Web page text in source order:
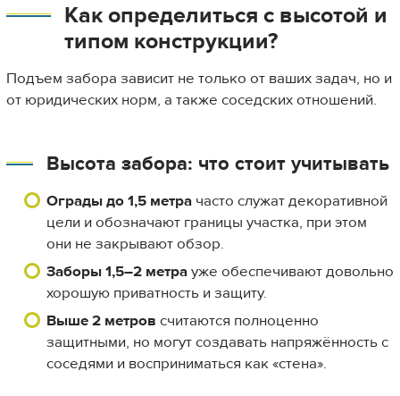
Как определиться с высотой и
типом конструкции?
Подъем забора зависит не только от ваших задач, но и
от юридических норм, а также соседских отношений.
Высота забора: что стоит учитывать
Ограды до 1,5 метрачасто служат декоративной
цели и обозначают границы участка, при этом
они не закрывают обзор.
Заборы 1,5–2 метрауже обеспечивают довольно
хорошую приватность и защиту.
Выше 2 метров считаются полноценно
защитными, но могут создавать напряжённость с
соседями и восприниматься как «стена».